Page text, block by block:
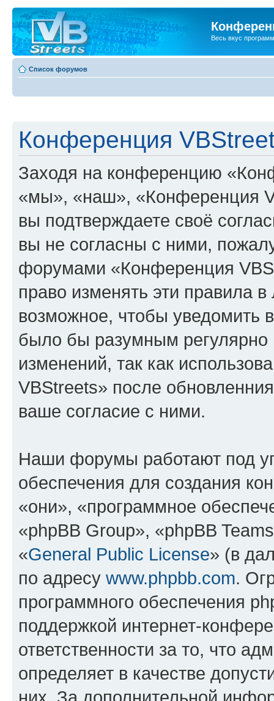
Весь вкус
Список форумов
Конференция
Заходя на конференцию
«мы», «наш», «Конференция
вы подтверждаете своё
вы не согласны с ними,
форумами «Конференция
право изменять эти правила
возможное, чтобы уведомить
было бы разумным регулярно
изменений, так как
VBStreets» после
ваше согласие с ними.
Наши форумы работают под
обеспечения для создания
«они», «программное
«phpBB Group», «phpBB
«General Public License» (в
по адресу www.phpbb.com.
программного обеспечения
поддержкой интернет-
ответственности за то, что
определяет в качестве